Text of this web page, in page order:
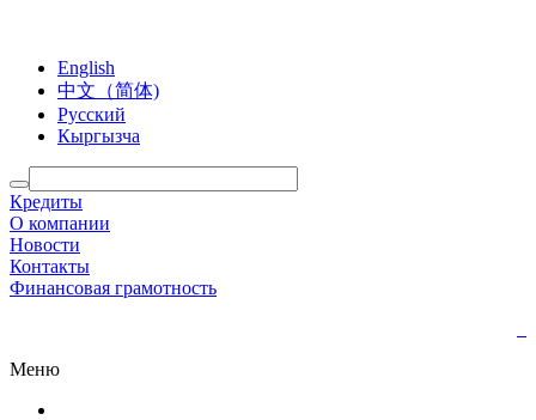
English
中文（简体)
Русский
Кыргызча
Кредиты
О компании
Новости
Контакты
Финансовая грамотность
Меню